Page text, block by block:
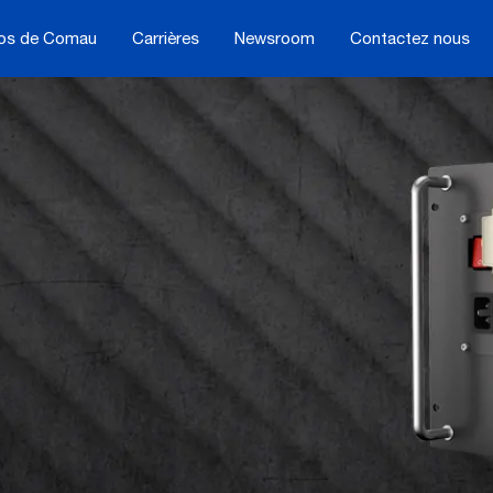
de Comau Carrières Newsroom Contactez nous